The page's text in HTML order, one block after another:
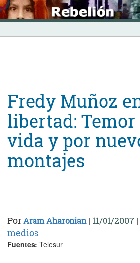
Skip
to
content
INICIO
Fredy Muñoz
libertad: Temor
vida y por
montajes
PorAram Aharonian| 11/01/2007 |
medios
Fuentes: Telesur